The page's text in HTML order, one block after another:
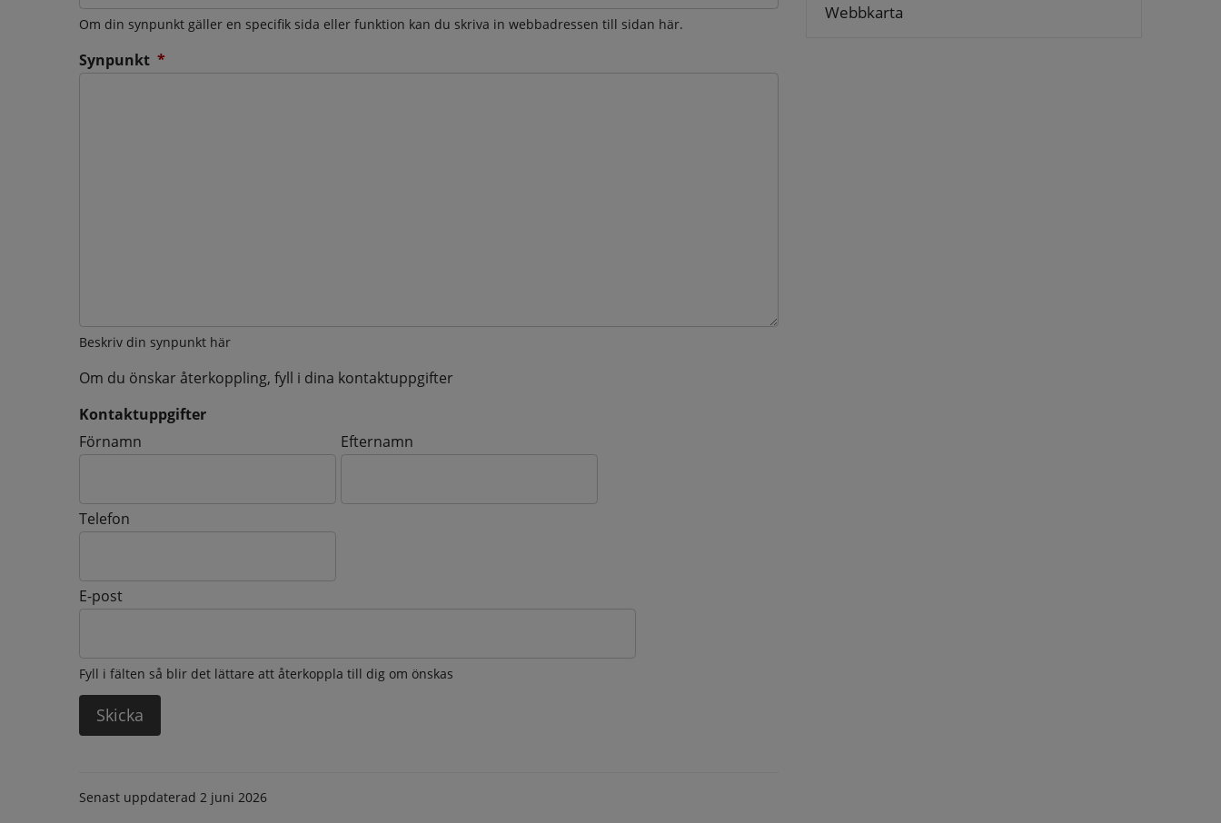
Om din synpunkt gäller en specifik sida eller funktion kan du skriva in webbadressen till sidan här.
Synpunkt *
Beskriv din synpunkt här
Om du önskar återkoppling, fyll i dina kontaktuppgifter
Kontaktuppgifter
Kontaktuppgifter
Förnamn Efternamn
Telefon
E-post
Fyll i fälten så blir det lättare att återkoppla till dig om önskas
Senast uppdaterad 2 juni 2026
Webbkarta